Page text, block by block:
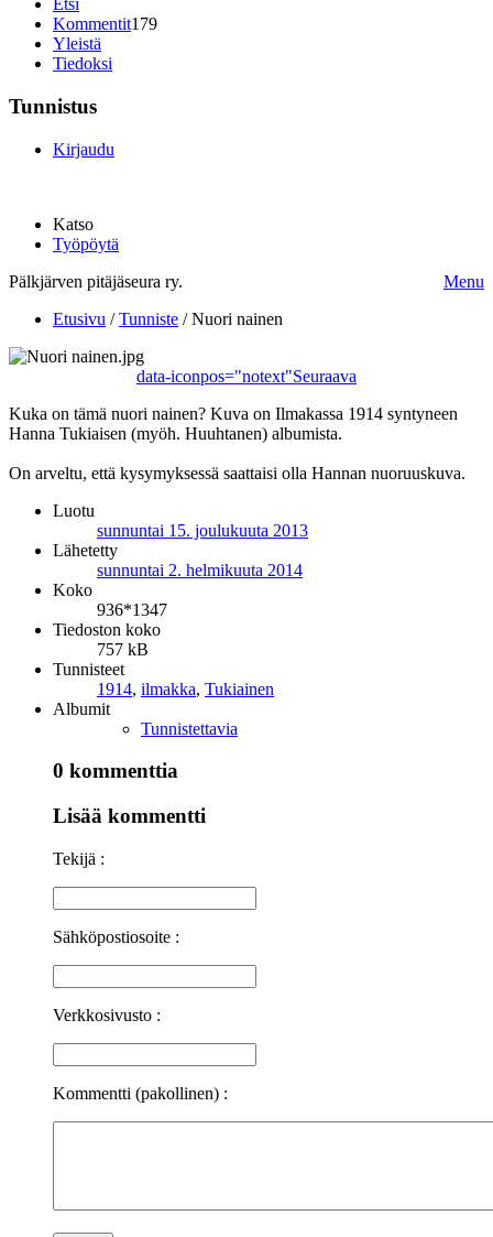
Etsi
Kommentit179
Yleistä
Tiedoksi
Tunnistus
Kirjaudu
Katso
Työpöytä
Pälkjärven pitäjäseura ry.
Menu
Etusivu /Tunniste /Nuori nainen
data-iconpos="notext"Seuraava
Kuka on tämä nuori nainen? Kuva on Ilmakassa 1914 syntyneen
Hanna Tukiaisen (myöh. Huuhtanen) albumista.
On arveltu, että kysymyksessä saattaisi olla Hannan nuoruuskuva.
Luotu
sunnuntai 15. joulukuuta 2013
Lähetetty
sunnuntai 2. helmikuuta 2014
Koko
936*1347
Tiedoston koko
757 kB
Tunnisteet
1914, ilmakka, Tukiainen
Albumit
Tunnistettavia
0 kommenttia
Lisää kommentti
Tekijä :
Sähköpostiosoite :
Verkkosivusto :
Kommentti (pakollinen) :